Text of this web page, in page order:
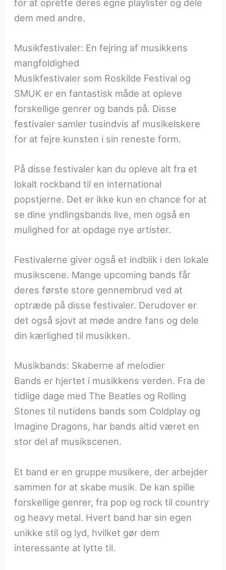
for at oprette deres egne playlister og dele
dem med andre.
Musikfestivaler: En fejring af musikkens
mangfoldighed
Musikfestivaler som Roskilde Festival og
SMUK er en fantastisk måde at opleve
forskellige genrer og bands på. Disse
festivaler samler tusindvis af musikelskere
for at fejre kunsten i sin reneste form.
På disse festivaler kan du opleve alt fra et
lokalt rockband til en international
popstjerne. Det er ikke kun en chance for at
se dine yndlingsbands live, men også en
mulighed for at opdage nye artister.
Festivalerne giver også et indblik i den lokale
musikscene. Mange upcoming bands får
deres første store gennembrud ved at
optræde på disse festivaler. Derudover er
det også sjovt at møde andre fans og dele
din kærlighed til musikken.
Musikbands: Skaberne af melodier
Bands er hjertet i musikkens verden. Fra de
tidlige dage med The Beatles og Rolling
Stones til nutidens bands som Coldplay og
Imagine Dragons, har bands altid været en
stor del af musikscenen.
Et band er en gruppe musikere, der arbejder
sammen for at skabe musik. De kan spille
forskellige genrer, fra pop og rock til country
og heavy metal. Hvert band har sin egen
unikke stil og lyd, hvilket gør dem
interessante at lytte til.